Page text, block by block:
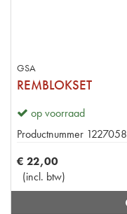
GSA
REMBLOKSET
op voorraad
Productnummer 1227058
€ 22,00
(incl. btw)